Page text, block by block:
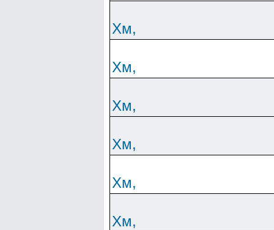
Хм,
Хм,
Хм,
Хм,
Хм,
Хм,